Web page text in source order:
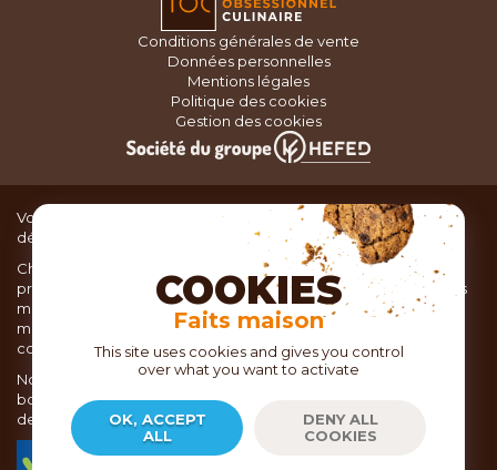
Conditions générales de vente
Données personnelles
Mentions légales
Politique des cookies
Gestion des cookies
Vous recherchez du matériel de cuisine pour concocter de
délicieux plats ou des pâtisseries dignes d’un grand chef ?
Chez TOC, boutique d’ustensiles de cuisine, nous vous
proposons une large sélection de produits issus des meilleures
marques de matériel de cuisine: Ustensiles de pâtisserie,
matériel de cuisson, service de table, ustensiles de cuisine,
coutellerie, set picnic.
Nous vous réservons un accueil chaleureux au sein de nos 21
boutiques, mais vous trouverez également tout votre matériel
de cuisine en ligne sur notre site internet toc.fr
COOKIES
Faits maison
This site uses cookies and gives you control
over what you want to activate
OK, ACCEPT
ALL
DENY ALL
COOKIES